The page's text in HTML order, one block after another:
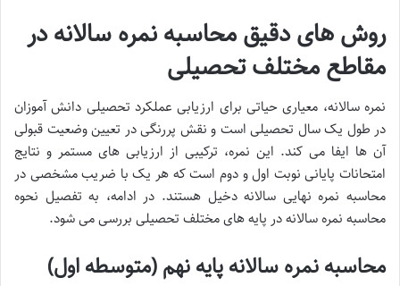
روش های دقیق محاسبه نمره سالانه در
مقاطع مختلف تحصیلی
نمره سالانه، معیاری حیاتی برای ارزیابی عملکرد تحصیلی دانش آموزان
در طول یک سال تحصیلی است و نقش پررنگی در تعیین وضعیت قبولی
آن ها ایفا می کند. این نمره، ترکیبی از ارزیابی های مستمر و نتایج
امتحانات پایانی نوبت اول و دوم است که هر یک با ضریب مشخصی در
محاسبه نمره نهایی سالانه دخیل هستند. در ادامه، به تفصیل نحوه
محاسبه نمره سالانه در پایه های مختلف تحصیلی بررسی می شود.
محاسبه نمره سالانه پایه نهم (متوسطه اول)